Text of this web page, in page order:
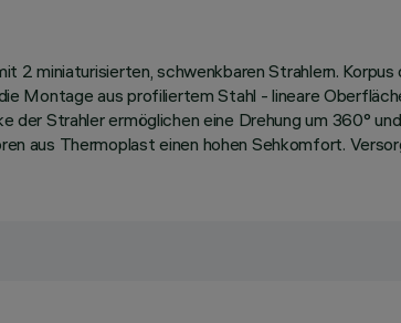
2 miniaturisierten, schwenkbaren Strahlern.
Montage aus profiliertem Stahl - lineare
der Strahler ermöglichen eine Drehung um 360°
aus Thermoplast einen hohen Sehkomfort.